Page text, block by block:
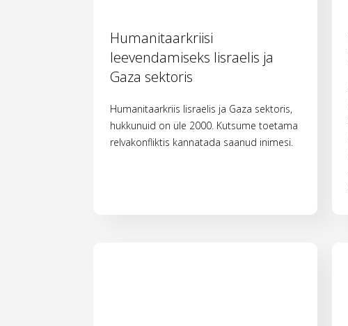
Humanitaarkriisi
leevendamiseks Iisraelis ja
Gaza sektoris
Humanitaarkriis Iisraelis ja Gaza sektoris,
hukkunuid on üle 2000. Kutsume toetama
relvakonfliktis kannatada saanud inimesi.